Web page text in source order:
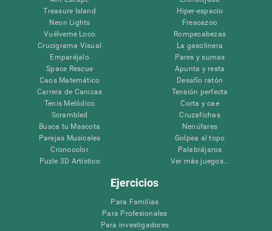
Treasure Island
Neon Lights
Vuélveme Loco
Crucigrama Visual
Emparéjalo
Space Rescue
Caos Matemático
Carrera de Canicas
Tenis Melódico
Scrambled
Busca tu Mascota
Parejas Musicales
Cronocolor
Puzle 3D Artístico
Hiper-espacio
Frescazoo
Rompecabezas
La gasolinera
Pares y sumas
Apunta y resta
Desafío ratón
Tensión perfecta
Corta y cae
Cruzafichas
Nenúfares
Golpea al topo
Palabrájaros
Ver más juegos...
Ejercicios
Para Familias
Para Profesionales
Para investigadores